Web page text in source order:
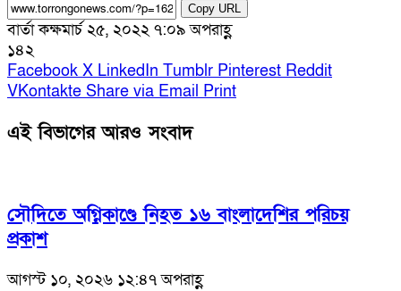
Copy URL
বার্তা কক্ষমার্চ ২৫, ২০২২ ৭:০৯ অপরাহ্ণ
১৪২
Facebook X LinkedIn Tumblr Pinterest Reddit
VKontakte Share via Email Print
এই বিভাগের আরও সংবাদ
সৌদিতে অগ্নিকাণ্ডে নিহত ১৬ বাংলাদেশির পরিচয়
প্রকাশ
আগস্ট ১০, ২০২৬ ১২:৪৭ অপরাহ্ণ